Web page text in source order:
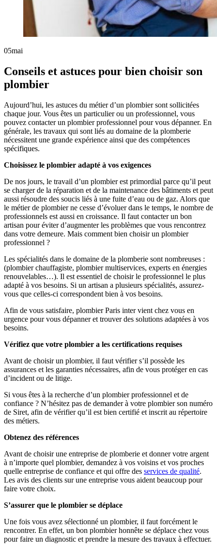
05mai
Conseils et astuces pour bien choisir son
plombier
Aujourd’hui, les astuces du métier d’un plombier sont sollicitées
chaque jour. Vous êtes un particulier ou un professionnel, vous
pouvez contacter un plombier professionnel pour vous dépanner. En
générale, les travaux qui sont liés au domaine de la plomberie
nécessitent une grande expérience ainsi que des compétences
spécifiques.
Choisissez le plombier adapté à vos exigences
De nos jours, le travail d’un plombier est primordial parce qu’il peut
se charger de la réparation et de la maintenance des bâtiments et peut
aussi résoudre des soucis liés à une fuite d’eau ou de gaz. Alors que
le métier de plombier ne cesse d’évoluer dans le temps, le nombre de
professionnels est aussi en croissance. Il faut contacter un bon
artisan pour éviter d’augmenter les problèmes que vous rencontrez
dans votre demeure. Mais comment bien choisir un plombier
professionnel ?
Les spécialités dans le domaine de la plomberie sont nombreuses :
(plombier chauffagiste, plombier multiservices, experts en énergies
renouvelables…). Il est essentiel de choisir le professionnel le plus
adapté à vos besoins. Si un artisan a plusieurs spécialités, assurez-
vous que celles-ci correspondent bien à vos besoins.
Afin de vous satisfaire, plombier Paris inter vient chez vous en
urgence pour vous dépanner et trouver des solutions adaptées à vos
besoins.
Vérifiez que votre plombier a les certifications requises
Avant de choisir un plombier, il faut vérifier s’il possède les
assurances et les garanties nécessaires, afin de vous protéger en cas
d’incident ou de litige.
Si vous êtes à la recherche d’un plombier professionnel et de
confiance ? N’hésitez pas de demander à votre plombier son numéro
de Siret, afin de vérifier qu’il est bien certifié et inscrit au répertoire
des métiers.
Obtenez des références
Avant de choisir une entreprise de plomberie et donner votre argent
à n’importe quel plombier, demandez à vos voisins et vos proches
quelle entreprise de confiance et qui offre des services de qualité.
Les avis des clients sur une entreprise vous aident beaucoup pour
faire votre choix.
S’assurer que le plombier se déplace
Une fois vous avez sélectionné un plombier, il faut forcément le
rencontrer. En effet, un bon plombier honnête se déplace chez vous
pour faire un diagnostic et prendre la mesure des travaux à effectuer.